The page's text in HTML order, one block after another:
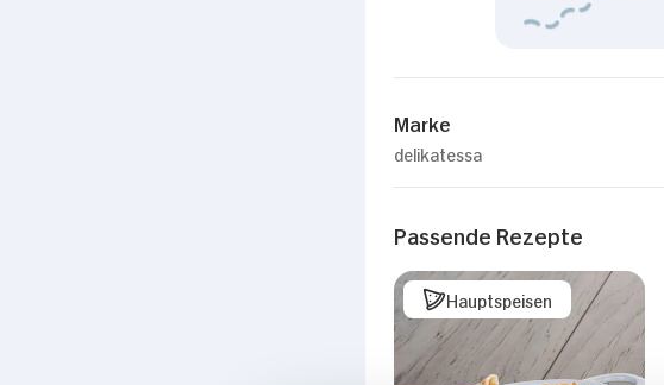
Marke
delikatessa
Passende Rezepte
Hauptspeisen